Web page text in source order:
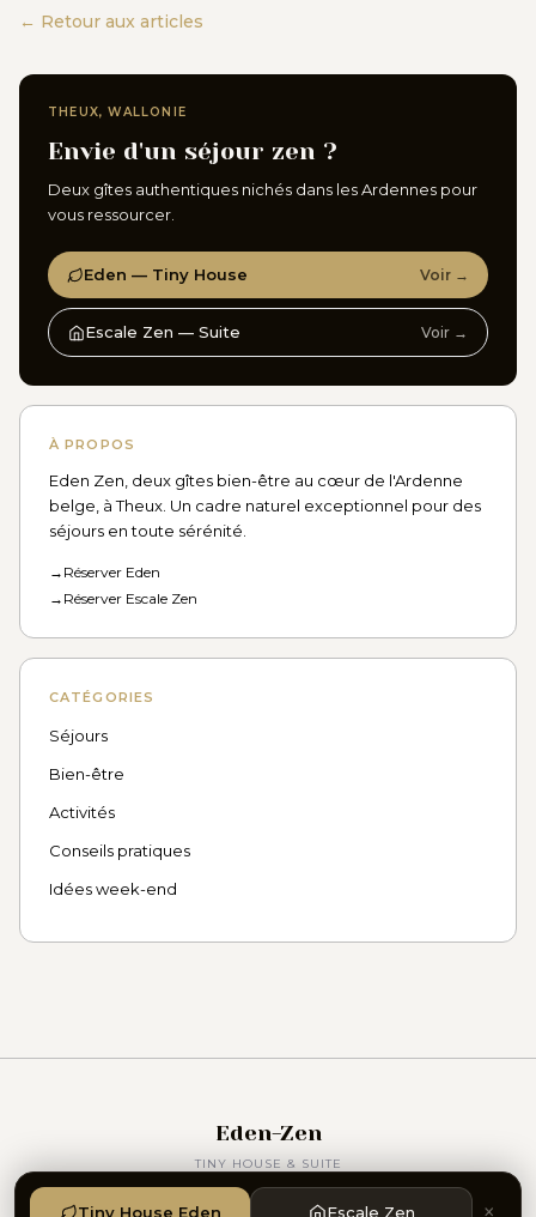
← Retour aux articles
THEUX, WALLONIE
Envie d'un séjour zen ?
Deux gîtes authentiques nichés dans les Ardennes pour
vous ressourcer.
Eden — Tiny House Voir →
Escale Zen — Suite Voir →
À PROPOS
Eden Zen, deux gîtes bien-être au cœur de l'Ardenne
belge, à Theux. Un cadre naturel exceptionnel pour des
séjours en toute sérénité.
→ Réserver Eden
→ Réserver Escale Zen
CATÉGORIES
Séjours
Bien-être
Activités
Conseils pratiques
Idées week-end
Eden-Zen
TINY HOUSE & SUITE
Eden Zen — Gîtes Bien-être, Theux, Belgique
Tiny House Eden Escale Zen